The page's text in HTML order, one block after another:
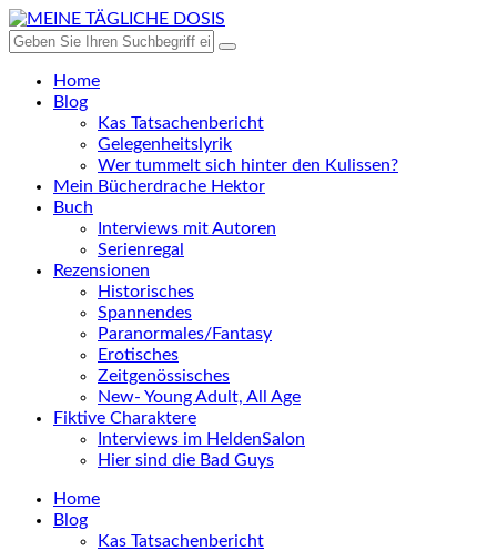
Home
Blog
Kas Tatsachenbericht
Gelegenheitslyrik
Wer tummelt sich hinter den Kulissen?
Mein Bücherdrache Hektor
Buch
Interviews mit Autoren
Serienregal
Rezensionen
Historisches
Spannendes
Paranormales/Fantasy
Erotisches
Zeitgenössisches
New- Young Adult, All Age
Fiktive Charaktere
Interviews im HeldenSalon
Hier sind die Bad Guys
Home
Blog
Kas Tatsachenbericht